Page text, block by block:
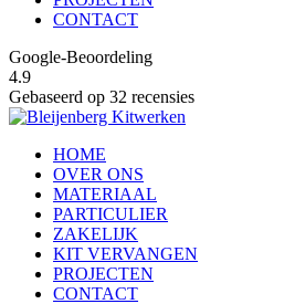
CONTACT
Google-Beoordeling
4.9
Gebaseerd op 32 recensies
HOME
OVER ONS
MATERIAAL
PARTICULIER
ZAKELIJK
KIT VERVANGEN
PROJECTEN
CONTACT